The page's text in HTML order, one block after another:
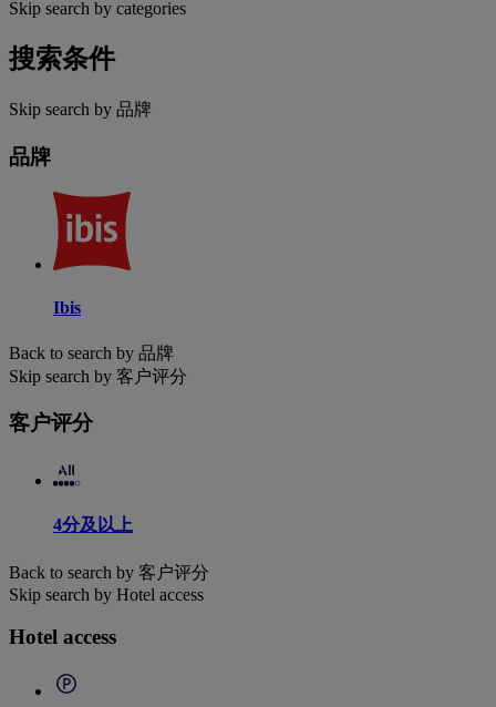
Skip search by categories
搜索条件
Skip search by 品牌
品牌
Ibis
Back to search by 品牌
Skip search by 客户评分
客户评分
4分及以上
Back to search by 客户评分
Skip search by Hotel access
Hotel access